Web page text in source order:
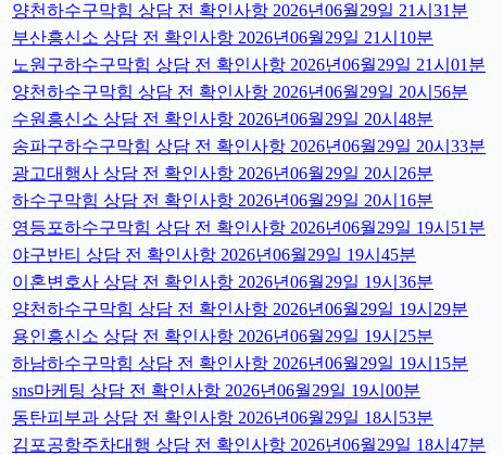
양천하수구막힘 상담 전 확인사항 2026년06월29일 21시31분
부산흥신소 상담 전 확인사항 2026년06월29일 21시10분
노원구하수구막힘 상담 전 확인사항 2026년06월29일 21시01분
양천하수구막힘 상담 전 확인사항 2026년06월29일 20시56분
수원흥신소 상담 전 확인사항 2026년06월29일 20시48분
송파구하수구막힘 상담 전 확인사항 2026년06월29일 20시33분
광고대행사 상담 전 확인사항 2026년06월29일 20시26분
하수구막힘 상담 전 확인사항 2026년06월29일 20시16분
영등포하수구막힘 상담 전 확인사항 2026년06월29일 19시51분
야구반티 상담 전 확인사항 2026년06월29일 19시45분
이혼변호사 상담 전 확인사항 2026년06월29일 19시36분
양천하수구막힘 상담 전 확인사항 2026년06월29일 19시29분
용인흥신소 상담 전 확인사항 2026년06월29일 19시25분
하남하수구막힘 상담 전 확인사항 2026년06월29일 19시15분
sns마케팅 상담 전 확인사항 2026년06월29일 19시00분
동탄피부과 상담 전 확인사항 2026년06월29일 18시53분
김포공항주차대행 상담 전 확인사항 2026년06월29일 18시47분